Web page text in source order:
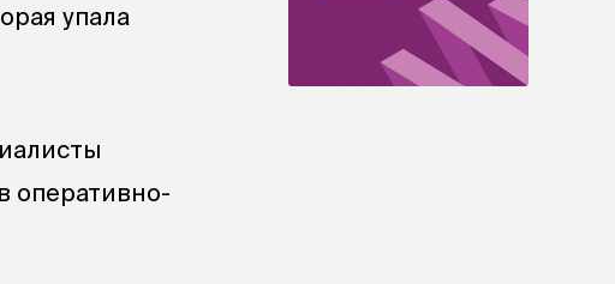
упала
оперативно-